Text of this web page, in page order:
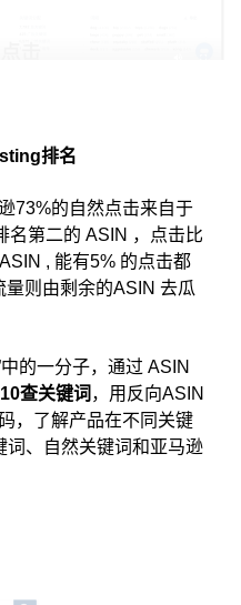
排名
73%的自然点击来自于
名第二的 ASIN ，点击比
, 能有5% 的点击都
则由剩余的ASIN 去瓜
的一分子，通过 ASIN
查关键词 ，用反向ASIN
，了解产品在不同关键
词、自然关键词和亚马逊